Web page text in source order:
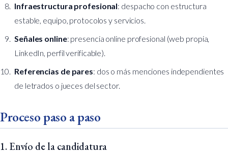
Infraestructura profesional: despacho con estructura
estable, equipo, protocolos y servicios.
Señales online: presencia online profesional (web propia,
LinkedIn, perfil verificable).
Referencias de pares: dos o más menciones independientes
de letrados o jueces del sector.
Proceso paso a paso
1. Envío de la candidatura